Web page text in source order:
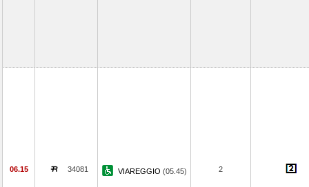
06.15 34081 VIAREGGIO (05.45) 2